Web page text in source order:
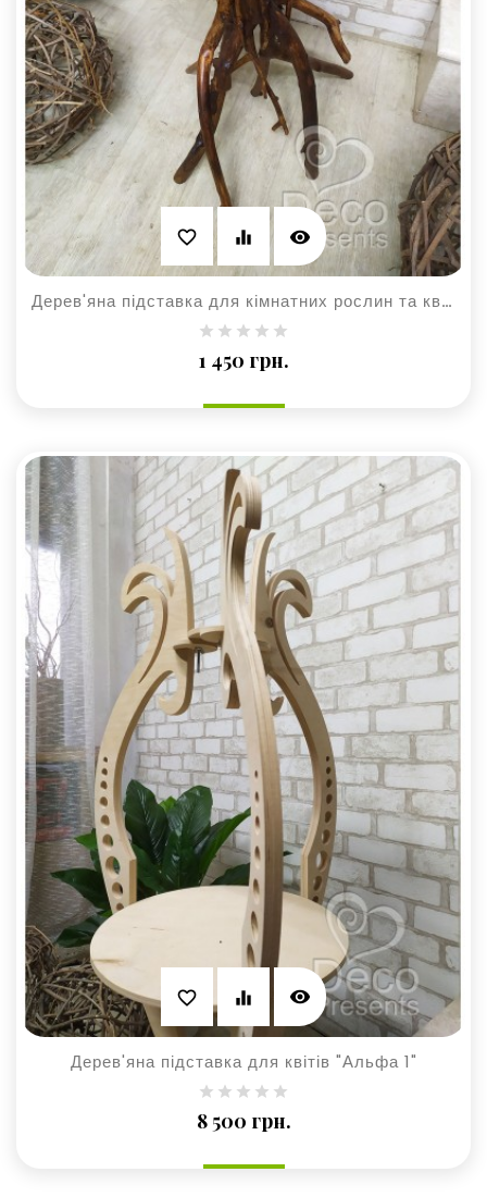
favorite_border equalizer visibility
Дерев'яна підставка для кімнатних рослин та квітів
1 450 грн.Ціна
favorite_border equalizer visibility
Дерев'яна підставка для квітів "Альфа 1"
8 500 грн.Ціна